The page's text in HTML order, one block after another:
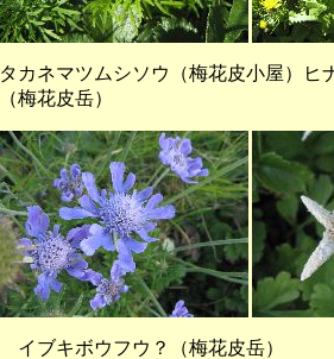
タカネマツムシソウ（梅花皮小屋）
（梅花皮岳）
イブキボウフウ？（梅花